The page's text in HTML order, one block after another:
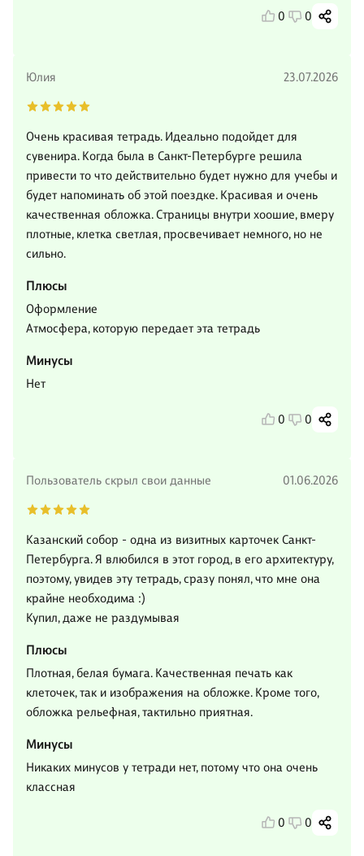
0 0
Юлия 23.07.2026
Очень красивая тетрадь. Идеально подойдет для
сувенира. Когда была в Санкт-Петербурге решила
привести то что действительно будет нужно для учебы и
будет напоминать об этой поездке. Красивая и очень
качественная обложка. Страницы внутри хоошие, вмеру
плотные, клетка светлая, просвечивает немного, но не
сильно.
Плюсы
Оформление
Атмосфера, которую передает эта тетрадь
Минусы
Нет
0 0
Пользователь скрыл свои данные 01.06.2026
Казанский собор - одна из визитных карточек Санкт-
Петербурга. Я влюбился в этот город, в его архитектуру,
поэтому, увидев эту тетрадь, сразу понял, что мне она
крайне необходима :)
Купил, даже не раздумывая
Плюсы
Плотная, белая бумага. Качественная печать как
клеточек, так и изображения на обложке. Кроме того,
обложка рельефная, тактильно приятная.
Минусы
Никаких минусов у тетради нет, потому что она очень
классная
0 0